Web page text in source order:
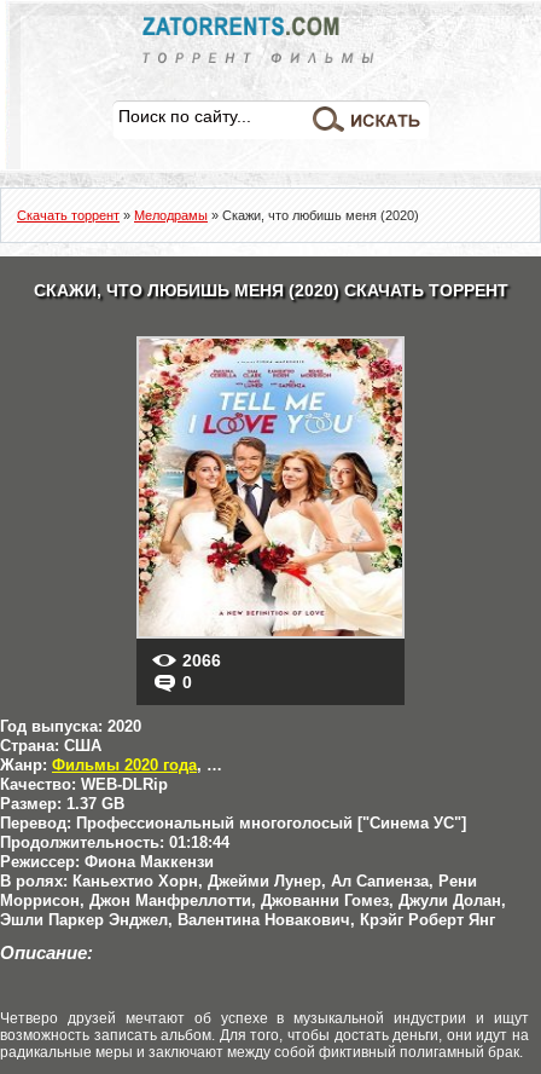
Скачать торрент » Мелодрамы » Скажи, что любишь меня (2020)
СКАЖИ, ЧТО ЛЮБИШЬ МЕНЯ (2020) СКАЧАТЬ ТОРРЕНТ
2066
0
Год выпуска: 2020
Страна: США
Жанр: Фильмы 2020 года, Комедии
Качество: WEB-DLRip
Размер: 1.37 GB
Перевод: Профессиональный многоголосый ["Синема УС"]
Продолжительность: 01:18:44
Режиссер: Фиона Маккензи
В ролях: Каньехтио Хорн, Джейми Лунер, Ал Сапиенза, Рени
Моррисон, Джон Манфреллотти, Джованни Гомез, Джули Долан,
Эшли Паркер Энджел, Валентина Новакович, Крэйг Роберт Янг
Описание:
Четверо друзей мечтают об успехе в музыкальной индустрии и ищут
возможность записать альбом. Для того, чтобы достать деньги, они идут на
радикальные меры и заключают между собой фиктивный полигамный брак.